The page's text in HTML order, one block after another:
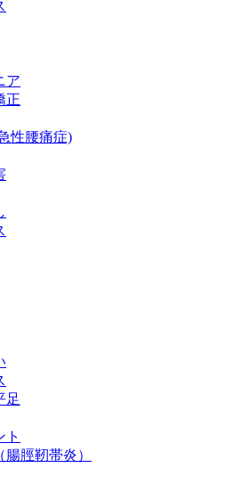
ア
正
性腰痛症)
足
ト
脛靭帯炎）